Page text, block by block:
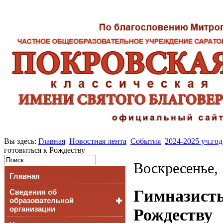
Вы здесь: Главная Новостная лента События 2024-2025 уч.год
готовиться к Рождеству
Главная
Сведения об
образовательной
организации
Рождеству